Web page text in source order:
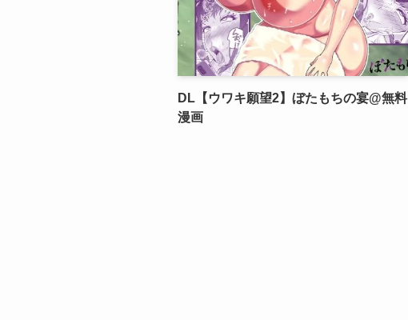
DL【ウワキ願望2】ぼたもちの宴@無料
漫画